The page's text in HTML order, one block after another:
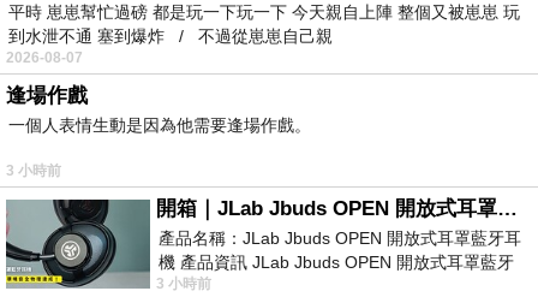
平時 崽崽幫忙過磅 都是玩一下玩一下 今天親自上陣 整個又被崽崽 玩
到水泄不通 塞到爆炸 / 不過從崽崽自己親
2026-08-07
逢場作戲
一個人表情生動是因為他需要逢場作戲。
3 小時前
開箱｜JLab Jbuds OPEN 開放式耳罩藍牙耳機 - 設計美學，輕巧、透氣、環境音全物理達成！
產品名稱：JLab Jbuds OPEN 開放式耳罩藍牙耳
機 產品資訊 JLab Jbuds OPEN 開放式耳罩藍牙
耳機評語：非常有特色，值得喜愛美型工
3 小時前